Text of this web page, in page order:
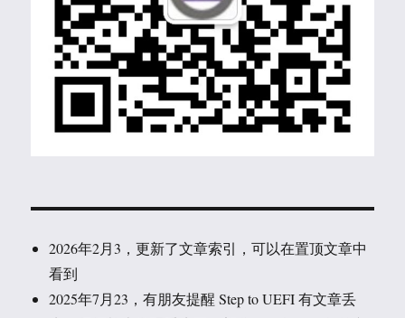
2026年2月3，更新了文章索引，可以在置顶文章中
看到
2025年7月23，有朋友提醒 Step to UEFI 有文章丢